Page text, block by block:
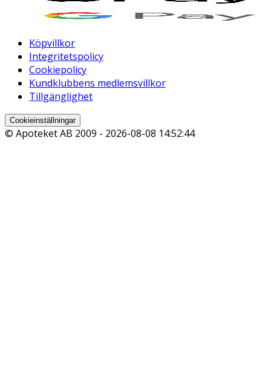
Köpvillkor
Integritetspolicy
Cookiepolicy
Kundklubbens medlemsvillkor
Tillgänglighet
Cookieinställningar
© Apoteket AB 2009 - 2026-08-08 14:52:44